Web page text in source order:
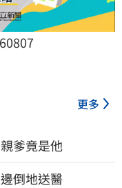
更多
爹竟是他
倒地送醫